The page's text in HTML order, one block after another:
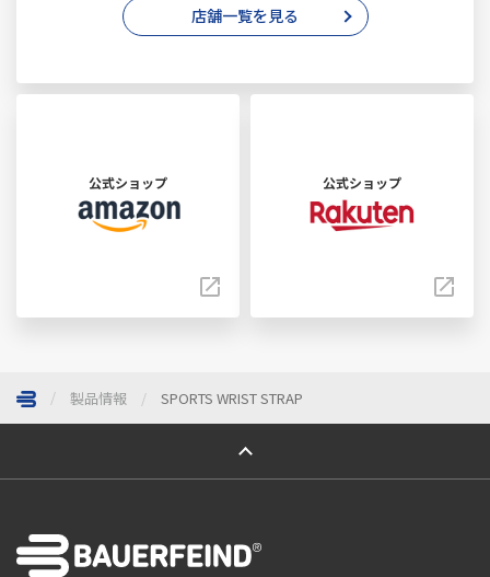
店舗一覧を見る
公式ショップ 公式ショップ
製品情報 SPORTS WRIST STRAP
ページトップへ